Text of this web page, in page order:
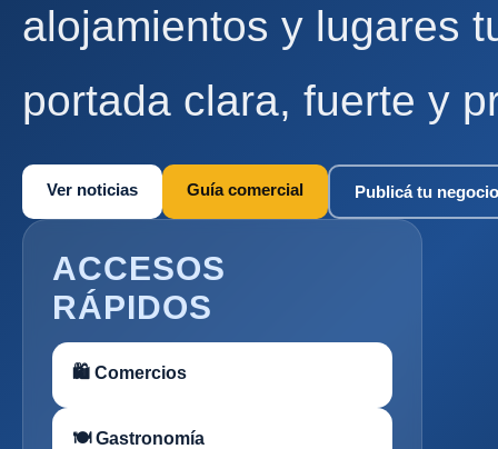
alojamientos y lugares
portada clara, fuerte y
Ver noticias Guía comercial Publicá tu negocio
ACCESOS
RÁPIDOS
🛍 Comercios
🍽 Gastronomía